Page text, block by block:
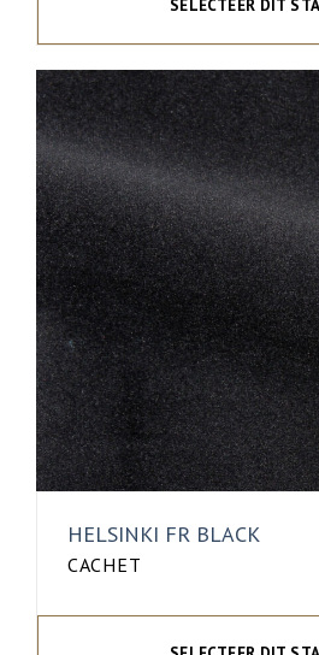
SELECTEER DIT
HELSINKI FR BLACK
CACHET